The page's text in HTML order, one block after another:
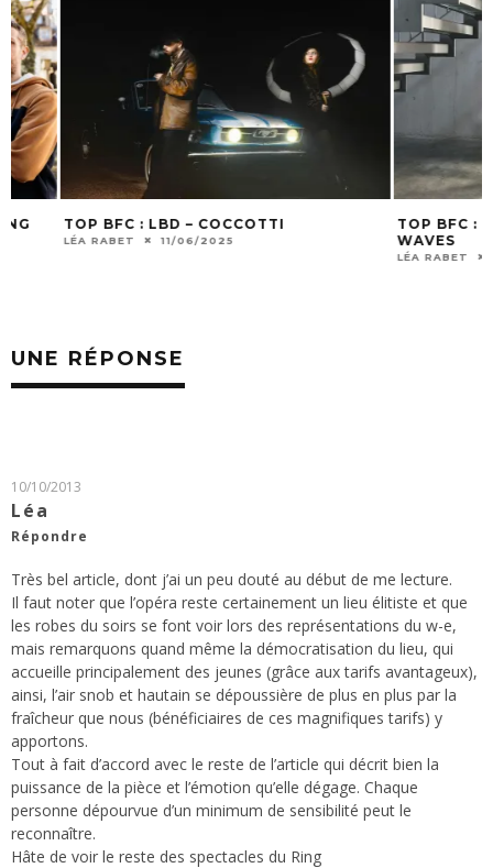
TOP BFC : LBD – COCCOTTI
LÉA RABET 11/06/2025
TOP BFC :
WAVES
LÉA RABET 28/05/
UNE RÉPONSE
10/10/2013
Léa
Répondre
Très bel article, dont j’ai un peu douté au début de me lecture.
Il faut noter que l’opéra reste certainement un lieu élitiste et que
les robes du soirs se font voir lors des représentations du w-e,
mais remarquons quand même la démocratisation du lieu, qui
accueille principalement des jeunes (grâce aux tarifs avantageux),
ainsi, l’air snob et hautain se dépoussière de plus en plus par la
fraîcheur que nous (bénéficiaires de ces magnifiques tarifs) y
apportons.
Tout à fait d’accord avec le reste de l’article qui décrit bien la
puissance de la pièce et l’émotion qu’elle dégage. Chaque
personne dépourvue d’un minimum de sensibilité peut le
reconnaître.
Hâte de voir le reste des spectacles du Ring